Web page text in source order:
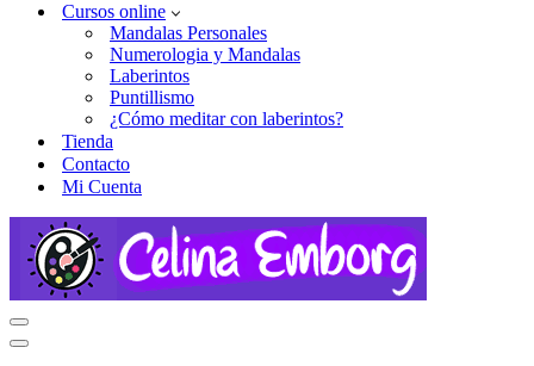
Cursos online
Mandalas Personales
Numerologia y Mandalas
Laberintos
Puntillismo
¿Cómo meditar con laberintos?
Tienda
Contacto
Mi Cuenta
Menú
de
Menú